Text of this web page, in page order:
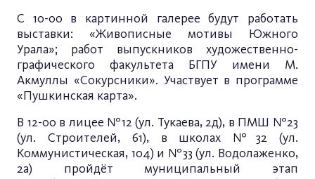
С 10-00 в картинной галерее будут работать
выставки: «Живописные мотивы Южного
Урала»; работ выпускников художественно-
графического факультета БГПУ имени М.
Акмуллы «Сокурсники». Участвует в программе
«Пушкинская карта».
В 12-00 в лицее №12 (ул. Тукаева, 2д), в ПМШ №23
(ул. Строителей, 61), в школах №32 (ул.
Коммунистическая, 104) и №33 (ул. Водолаженко,
2а) пройдёт муниципальный этап